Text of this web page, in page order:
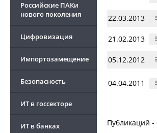
Российские ПАКи
нового поколения
Цифровизация
Импортозамещение
Безопасность
ИТ в госсекторе
ИТ в банках
22.03.2013
21.02.2013
05.12.2012
04.04.2011
Публикаций